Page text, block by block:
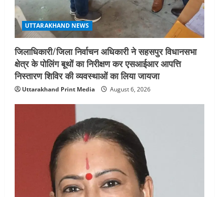
UTTARAKHAND NEWS
जिलाधिकारी/जिला निर्वाचन अधिकारी ने सहसपुर विधानसभा
क्षेत्र के पोलिंग बूथों का निरीक्षण कर एसआईआर आपत्ति
निस्तारण शिविर की व्यवस्थाओं का लिया जायजा
Uttarakhand Print Media August 6, 2026